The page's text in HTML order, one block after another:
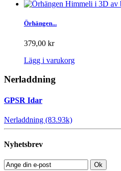
Örhängen...
379,00 kr
Lägg i varukorg
Nerladdning
GPSR Idar
Nerladdning (83.93k)
Nyhetsbrev
Ok